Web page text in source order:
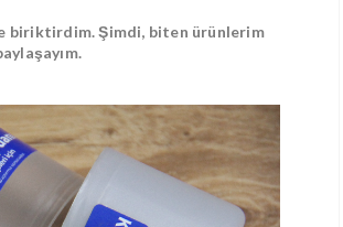
biriktirdim. Şimdi, biten ürünlerim